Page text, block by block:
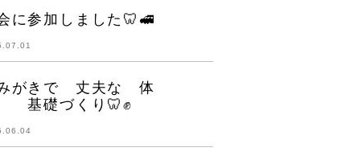
に参加しました🦷🚅
がきで 丈夫な 体
基礎づくり🦷✊